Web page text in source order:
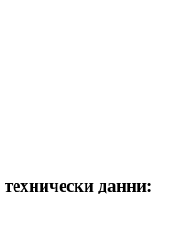
данни: